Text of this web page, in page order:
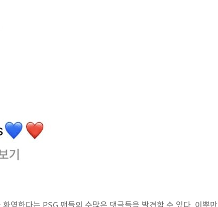
영한다는 PSG 팬들의 수많은 댓글들을 발견할 수 있다. 이뿐만